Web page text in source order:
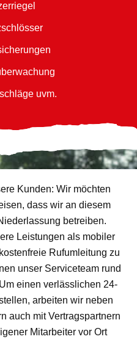
uvm.
Kunden: Wir möchten
dass wir an diesem
betreiben.
Leistungen als mobiler
Rufumleitung zu
unser Serviceteam rund
einen verlässlichen 24-
arbeiten wir neben
auch mit Vertragspartnern
Mitarbeiter vor Ort